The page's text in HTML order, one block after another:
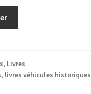
, Livres
, livres véhicules historiques